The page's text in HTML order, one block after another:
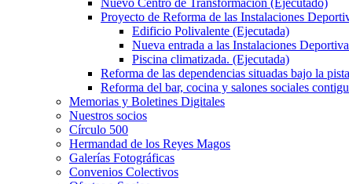
Nuevo Centro de Transformación (Ejecutado)
Proyecto de Reforma de las Instalaciones
Edificio Polivalente (Ejecutada)
Nueva entrada a las Instalaciones
Piscina climatizada. (Ejecutada)
Reforma de las dependencias situadas bajo la
Reforma del bar, cocina y salones sociales
Memorias y Boletines Digitales
Nuestros socios
Círculo 500
Hermandad de los Reyes Magos
Galerías Fotográficas
Convenios Colectivos